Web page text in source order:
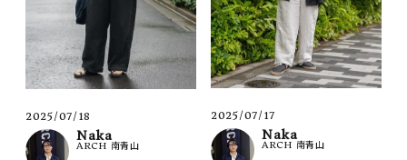
2025/07/18
Naka
ARCH 南青山
2025/07/17
Naka
ARCH 南青山